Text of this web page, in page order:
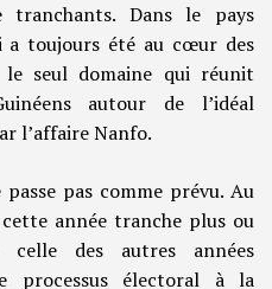
tranchants. Dans le pays
a toujours été au cœur des
seul domaine qui réunit
autour de l’idéal
l’affaire Nanfo.
pas comme prévu. Au
année tranche plus ou
celle des autres années
processus électoral à la